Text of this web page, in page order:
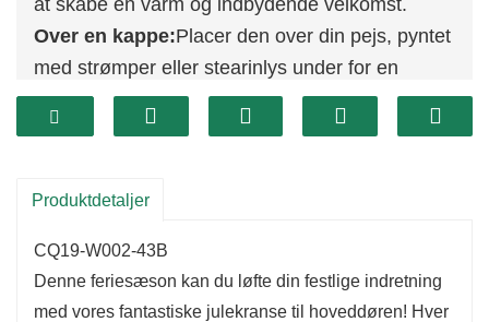
Over en kappe:Placer den over din pejs, pyntet
med strømper eller stearinlys under for en
hyggelig atmosfære.
Winter Wonderland:
Tilføj sølv eller hvid
følelse.
Produktdetaljer
CQ19-W002-43B
Denne feriesæson kan du løfte din festlige indretning
med vores fantastiske julekranse til hoveddøren! Hver